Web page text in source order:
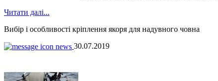
Читати далі...
Вибір і особливості кріплення якоря для надувного човна
30.07.2019